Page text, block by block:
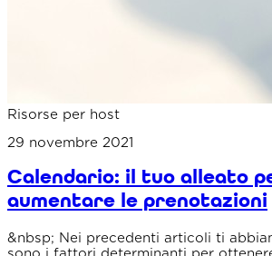
Risorse per host
29 novembre 2021
Calendario: il tuo alleato
aumentare le prenotazioni
&nbsp; Nei precedenti articoli ti
sono i fattori determinanti per